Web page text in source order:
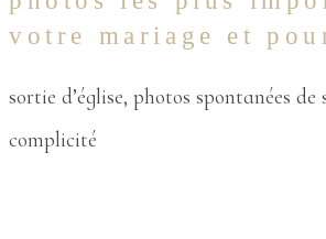
votre mariage et
sortie d’église, photos spontanées
complicité